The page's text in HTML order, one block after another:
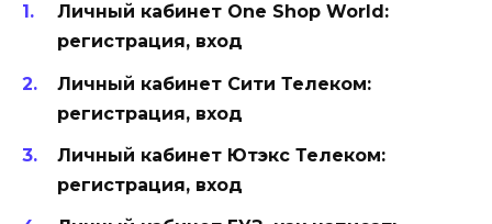
Личный кабинет One Shop World:
регистрация, вход
Личный кабинет Сити Телеком:
регистрация, вход
Личный кабинет Ютэкс Телеком:
регистрация, вход